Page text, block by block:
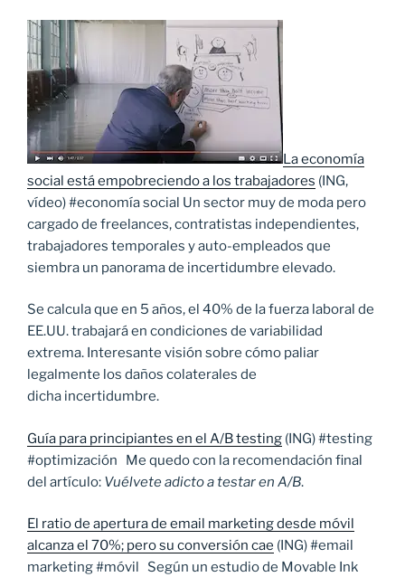
La economía
social está empobreciendo a los trabajadores (ING,
vídeo) #economía social Un sector muy de moda pero
cargado de freelances, contratistas independientes,
trabajadores temporales y auto-empleados que
siembra un panorama de incertidumbre elevado.
Se calcula que en 5 años, el 40% de la fuerza laboral de
EE.UU. trabajará en condiciones de variabilidad
extrema. Interesante visión sobre cómo paliar
legalmente los daños colaterales de
dicha incertidumbre.
Guía para principiantes en el A/B testing (ING) #testing
#optimización Me quedo con la recomendación final
del artículo: Vuélvete adicto a testar en A/B.
El ratio de apertura de email marketing desde móvil
alcanza el 70%; pero su conversión cae (ING) #email
marketing #móvil Según un estudio de Movable Ink